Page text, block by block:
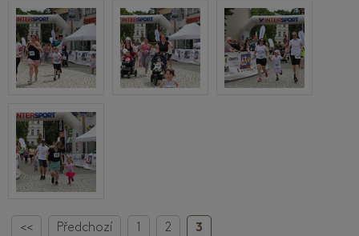
<< Předchozí 1 2 3